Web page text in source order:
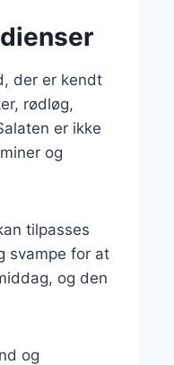
der er kendt
rødløg,
er ikke
og
tilpasses
svampe for at
og den
og